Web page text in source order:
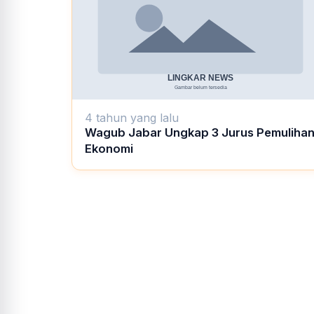
4 tahun yang lalu
Wagub Jabar Ungkap 3 Jurus Pemulihan
Ekonomi